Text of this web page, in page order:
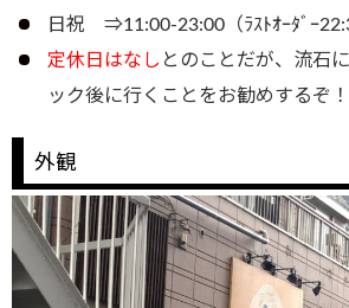
日祝 ⇒11:00-23:00（ﾗｽﾄｵｰﾀﾞｰ
定休日はなし とのことだが、流石
ック後に行くことをお勧めするぞ！
外観